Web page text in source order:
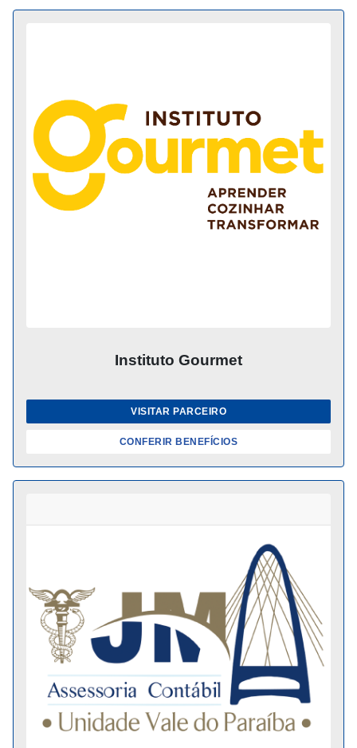
Instituto Gourmet
VISITAR PARCEIRO
CONFERIR BENEFÍCIOS